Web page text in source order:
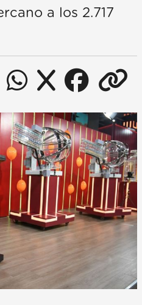
a los 2.717